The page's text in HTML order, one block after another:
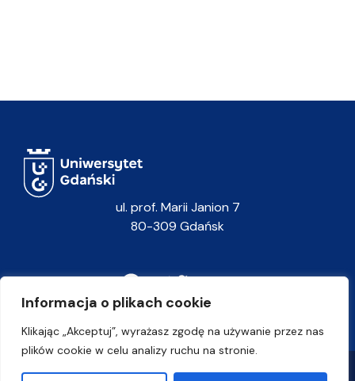
Informacja o plikach cookie
Klikając „Akceptuj”, wyrażasz zgodę na używanie przez nas
plików cookie w celu analizy ruchu na stronie.
ul. prof. Marii Janion 7
80-309 Gdańsk
Polityka prywatności